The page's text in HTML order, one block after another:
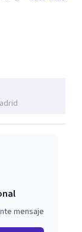
óptimo
clave.
espacio de
mensaje